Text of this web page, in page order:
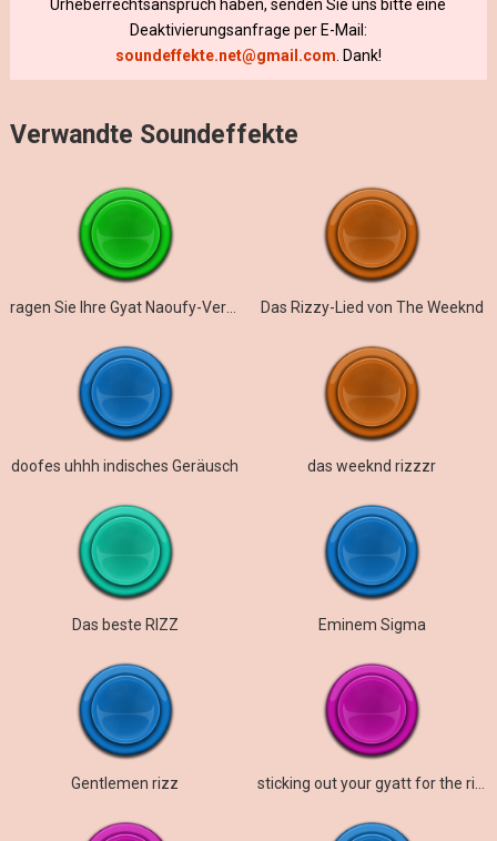
Urheberrechtsanspruch haben, senden Sie uns bitte eine
Deaktivierungsanfrage per E-Mail:
soundeffekte.net@gmail.com . Dank!
Verwandte Soundeffekte
ragen Sie Ihre Gyat Naoufy-Version heraus Das Rizzy-Lied von The Weeknd
doofes uhhh indisches Geräusch das weeknd rizzzr
Das beste RIZZ Eminem Sigma
Gentlemen rizz